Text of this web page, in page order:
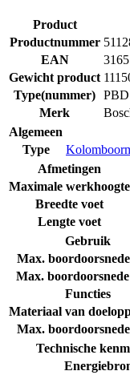
Product
Productnummer
EAN
Gewicht product
Type(nummer)
Merk
Algemeen
Type
Afmetingen
Maximale werkhoogte
Breedte voet
Lengte voet
Gebruik
Max.
Max. boordoorsnede
Functies
Materiaal van
Max.
Technische